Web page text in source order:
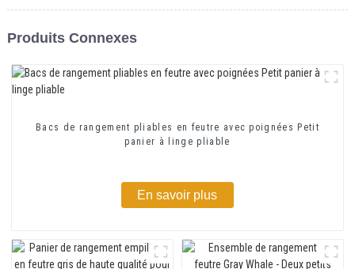
Produits Connexes
Bacs de rangement pliables en feutre avec poignées Petit
panier à linge pliable
En savoir plus